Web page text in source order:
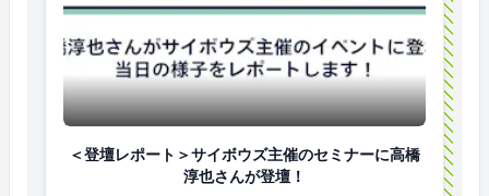
＜登壇レポート＞サイボウズ主催のセミナーに高橋
＜登壇レポート＞サイボウズ主催のセミナーに高橋
淳也さんが登壇！